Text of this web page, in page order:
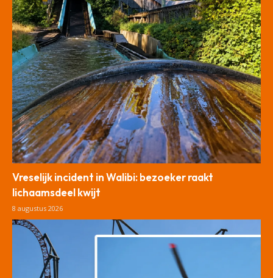
Vreselijk incident in Walibi: bezoeker raakt
lichaamsdeel kwijt
8 augustus 2026